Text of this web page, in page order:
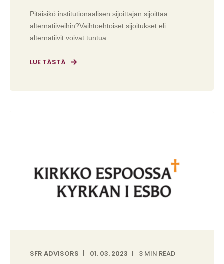
Pitäisikö institutionaalisen sijoittajan sijoittaa
alternatiiveihin?Vaihtoehtoiset sijoitukset eli
alternatiivit voivat tuntua ...
LUE TÄSTÄ
SFR ADVISORS 01. 03. 2023 3 MIN READ